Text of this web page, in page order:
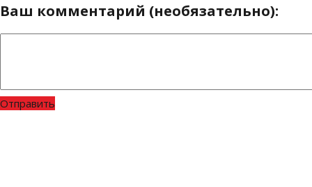
Ваш комментарий (необязательно):
Отправить